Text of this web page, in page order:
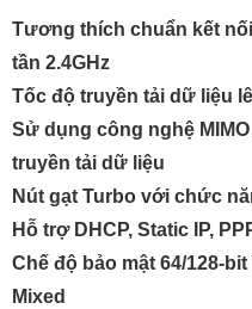
Tương thích chuẩn kết
tần 2.4GHz
Tốc độ truyền tải dữ liệu
Sử dụng công nghệ
truyền tải dữ liệu
Nút gạt Turbo với chức
Hỗ trợ DHCP, Static IP,
Chế độ bảo mật 64/128-bit
Mixed